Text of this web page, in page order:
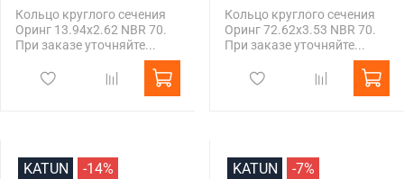
Кольцо круглого сечения
Оринг 13.94x2.62 NBR 70.
При заказе уточняйте...
Кольцо круглого сечения
Оринг 72.62x3.53 NBR 70.
При заказе уточняйте...
KATUN -14% KATUN -7%